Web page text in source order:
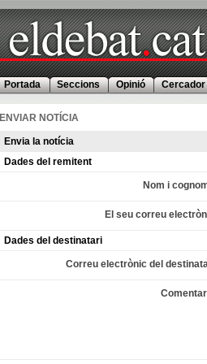
Portada Seccions Opinió Cercador
ENVIAR NOTÍCIA
Envia la notícia
Dades del remitent
Nom i
El seu correu
Dades del destinatari
Correu electrònic del